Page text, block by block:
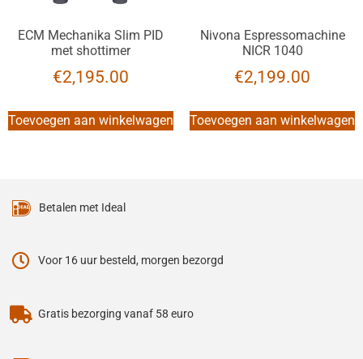
ECM Mechanika Slim PID
met shottimer
€2,195.00
Toevoegen aan winkelwagen
Nivona Espressomachine
NICR 1040
€2,199.00
Toevoegen aan winkelwagen
Betalen met Ideal
Voor 16 uur besteld, morgen bezorgd
Gratis bezorging vanaf 58 euro